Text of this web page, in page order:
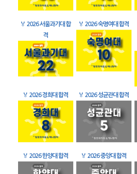
🏅 2026 서울과기대 합
격
🏅 2026 숙명여대 합격
🏅 2026 경희대 합격 🏅 2026 성균관대 합격
🏅 2026 한양대 합격 🏅 2026 중앙대 합격